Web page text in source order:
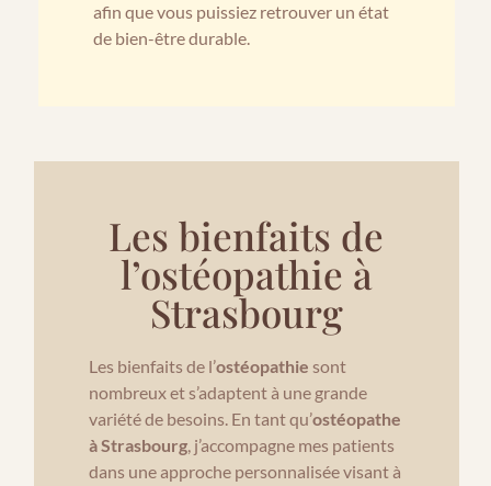
afin que vous puissiez retrouver un état
de bien-être durable.
Les bienfaits de
l’ostéopathie à
Strasbourg
Les bienfaits de l’ostéopathie sont
nombreux et s’adaptent à une grande
variété de besoins. En tant qu’ostéopathe
à Strasbourg, j’accompagne mes patients
dans une approche personnalisée visant à